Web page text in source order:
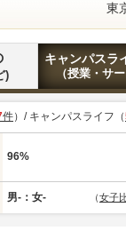
東
)
キャンパスラ
（授業・サ
件）/ キャンパスライフ（
96%
男-：女- （女子